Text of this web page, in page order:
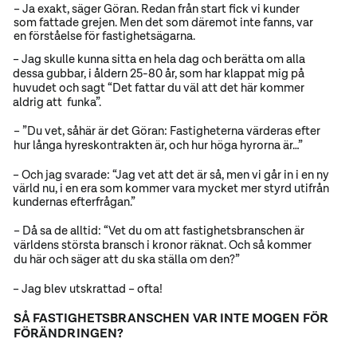
– Ja exakt, säger Göran. Redan från start fick vi kunder
som fattade grejen. Men det som däremot inte fanns, var
en förståelse för fastighetsägarna.
– Jag skulle kunna sitta en hela dag och berätta om alla
dessagubbar, i åldern 25-80 år, som har klappat mig på
huvudet och sagt “Det fattar du väl att det här kommer
aldrig att funka”.
– ”Du vet, såhär är det Göran: Fastigheterna värderas efter
hur långa hyreskontrakten är, och hur höga hyrorna är…”
– Och jag svarade: “Jag vet att det är så, men vi går in i en ny
värld nu, i en era som kommer vara mycket mer styrd utifrån
kundernas efterfrågan.”
– Då sa de alltid: “Vet du om att fastighetsbranschen är
världens största bransch i kronor räknat. Och så kommer
du här och säger att du ska ställa om den?”
– Jag blev utskrattad – ofta!
SÅ FASTIGHETSBRANSCHEN VAR INTE MOGEN FÖR
FÖRÄNDRINGEN?